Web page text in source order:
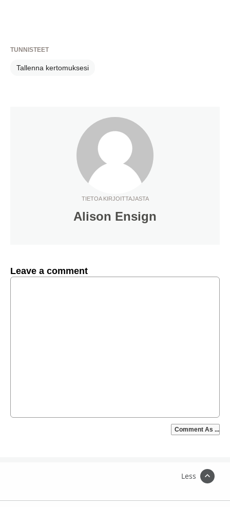
TUNNISTEET
Tallenna kertomuksesi
TIETOA KIRJOITTAJASTA
Alison Ensign